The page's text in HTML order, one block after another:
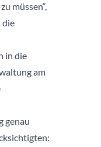
müssen“,
die
in die
am
genau